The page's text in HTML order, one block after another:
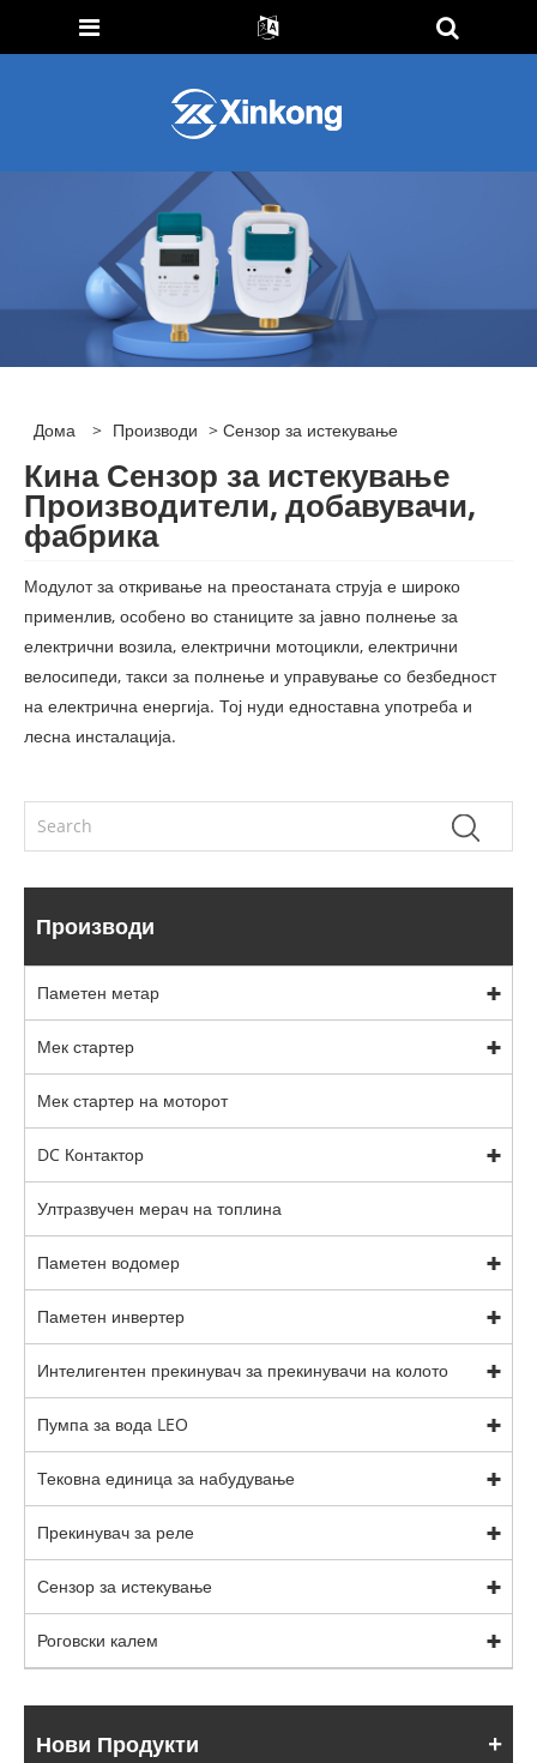
Дома > Производи > Сензор за истекување
Кина Сензор за истекување
Производители, добавувачи,
фабрика
Модулот за откривање на преостаната струја е широко
применлив, особено во станиците за јавно полнење за
електрични возила, електрични мотоцикли, електрични
велосипеди, такси за полнење и управување со безбедност
на електрична енергија. Тој нуди едноставна употреба и
лесна инсталација.
Производи
Паметен метар
Мек стартер
Мек стартер на моторот
DC Контактор
Ултразвучен мерач на топлина
Паметен водомер
Паметен инвертер
Интелигентен прекинувач за прекинувачи на колото
Пумпа за вода LEO
Тековна единица за набудување
Прекинувач за реле
Сензор за истекување
Роговски калем
Нови Продукти